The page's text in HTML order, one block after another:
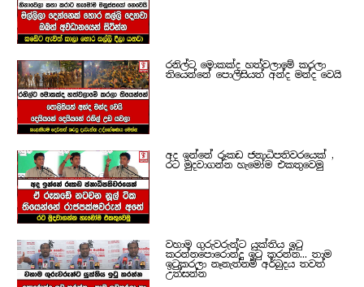
රනිල්ට මොකක්ද හත්වලාමේ කරලා
තියෙන්නේ පොලිසියත් අන්ද මන්ද වෙයි
අද ඉන්නේ රූකඩ ජනාධිපතිවරයෙක් ,
රට මුදවාගන්න හැමෝම එකතුවෙමු
වහාම ගුරුවරුන්ට යුක්තිය ඉටු
කරන්නපොරොන්දු ඉටු කරන්න... තාම
ඉටුකරලා නෑනැත්නම් අර්බුදය තවත්
උත්සන්න